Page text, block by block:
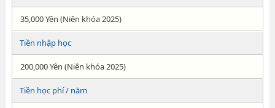
35,000 Yên (Niên khóa 2025)
Tiền nhập học
200,000 Yên (Niên khóa 2025)
Tiền học phí / năm